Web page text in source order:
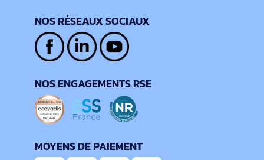
NOS RÉSEAUX SOCIAUX
NOS ENGAGEMENTS RSE
MOYENS DE PAIEMENT